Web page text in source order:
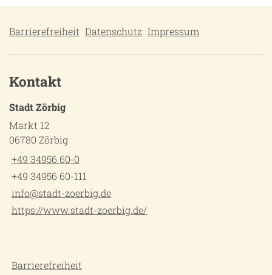
Barrierefreiheit Datenschutz Impressum
Kontakt
Stadt Zörbig
Markt 12
06780 Zörbig
+49 34956 60-0
+49 34956 60-111
info@stadt-zoerbig.de
https://www.stadt-zoerbig.de/
Barrierefreiheit